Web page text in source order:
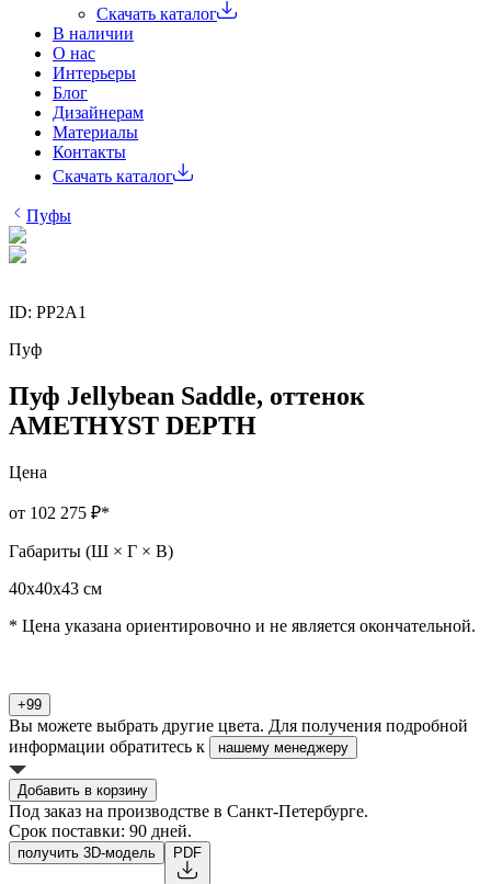
Скачать каталог
В наличии
О нас
Интерьеры
Блог
Дизайнерам
Материалы
Контакты
Скачать каталог
Пуфы
ID: PP2A1
Пуф
Пуф Jellybean Saddle, оттенок
AMETHYST DEPTH
Цена
от 102 275 ₽*
Габариты (Ш × Г × В)
40х40х43 см
* Цена указана ориентировочно и не является окончательной.
+99
Вы можете выбрать другие цвета. Для получения подробной
информации обратитесь к
нашему менеджеру
Добавить в корзину
Под заказ на производстве в Санкт-Петербурге.
Срок поставки: 90 дней.
получить 3D-модель PDF